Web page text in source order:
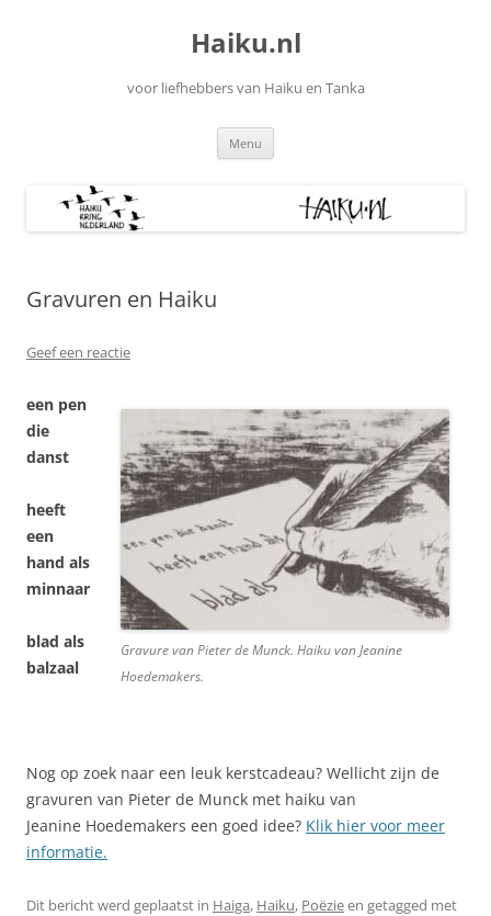
Haiku.nl
voor liefhebbers van Haiku en Tanka
Menu
Gravuren en Haiku
Geef een reactie
Gravure van Pieter de Munck. Haiku van Jeanine
Hoedemakers.
een pen
die
danst
heeft
een
hand als
minnaar
blad als
balzaal
Nog op zoek naar een leuk kerstcadeau? Wellicht zijn de
gravuren van Pieter de Munck met haiku van
Jeanine Hoedemakers een goed idee? Klik hier voor meer
informatie.
Dit bericht werd geplaatst in Haiga, Haiku, Poëzieen getagged met